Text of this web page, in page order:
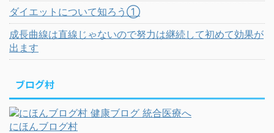
ダイエットについて知ろう①
成長曲線は直線じゃないので努力は継続して初めて効果が
出ます
ブログ村
にほんブログ村